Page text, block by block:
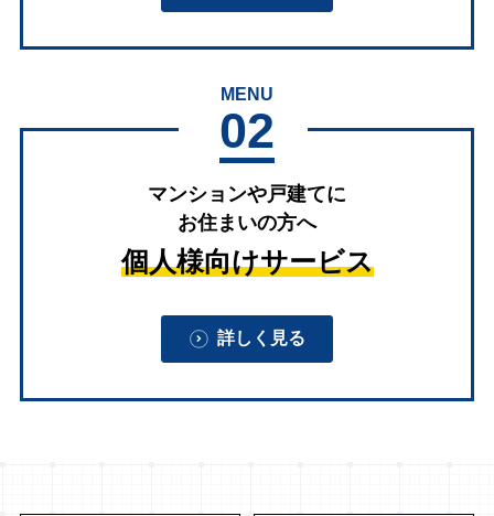
MENU
02
マンションや戸建てに
お住まいの方へ
個人様向けサービス
詳しく見る